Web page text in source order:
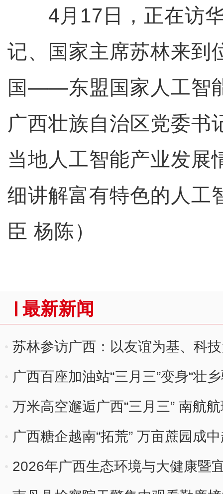
4月17日，正在访华
记、国家主席苏林来到
国——东盟国家人工智
广西壮族自治区党委书
当地人工智能产业发展
细讲解富有特色的人工
臣 杨陈）
最新新闻
苏林参访广西：以友谊为基、科
广西百座加油站“三月三”变身“壮
万米高空邂逅广西“三月三” 南航
旅
广西糖企越南“拓荒” 万亩蔗园成
2026年广西生态环境与大健康暨